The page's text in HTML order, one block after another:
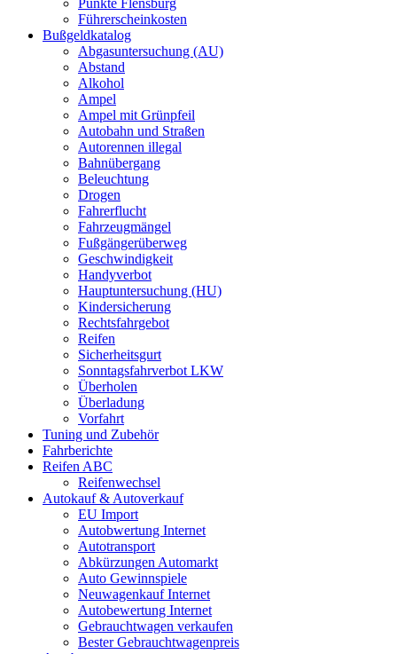
Punkte Flensburg
Führerscheinkosten
Bußgeldkatalog
Abgasuntersuchung (AU)
Abstand
Alkohol
Ampel
Ampel mit Grünpfeil
Autobahn und Straßen
Autorennen illegal
Bahnübergang
Beleuchtung
Drogen
Fahrerflucht
Fahrzeugmängel
Fußgängerüberweg
Geschwindigkeit
Handyverbot
Hauptuntersuchung (HU)
Kindersicherung
Rechtsfahrgebot
Reifen
Sicherheitsgurt
Sonntagsfahrverbot LKW
Überholen
Überladung
Vorfahrt
Tuning und Zubehör
Fahrberichte
Reifen ABC
Reifenwechsel
Autokauf & Autoverkauf
EU Import
Autobwertung Internet
Autotransport
Abkürzungen Automarkt
Auto Gewinnspiele
Neuwagenkauf Internet
Autobewertung Internet
Gebrauchtwagen verkaufen
Bester Gebrauchtwagenpreis